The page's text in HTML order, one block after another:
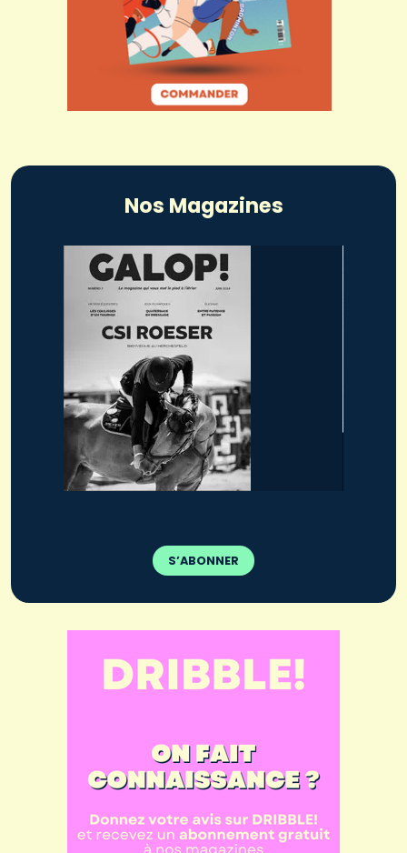
Nos Magazines
S’ABONNER